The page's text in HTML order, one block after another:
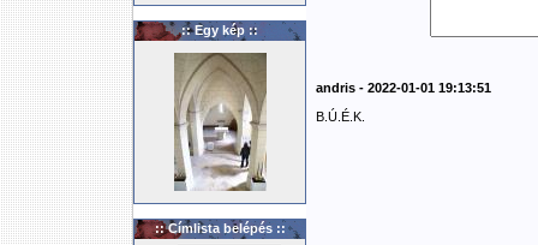
:: Egy kép ::
:: Címlista belépés ::
andris - 2022-01-01 19:13:51
B.Ú.É.K.